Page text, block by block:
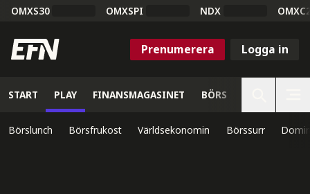
OMXS30 OMXSPI NDX
Prenumerera Logga in
START PLAY FINANSMAGASINET BÖRS
Börslunch Börsfrukost Världsekonomin Börssurr